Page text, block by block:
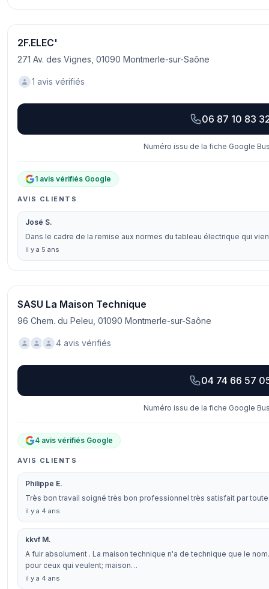
2F.ELEC'
271 Av. des Vignes, 01090 Montmerle-sur-Saône
1 avis vérifiés
06 87 10 83
Numéro issu de la fiche Google
1 avis vérifiés Google
AVIS CLIENTS
José S.
Dans le cadre de la remise aux normes du tableau électrique qui
il y a 5 ans
SASU La Maison Technique
96 Chem. du Peleu, 01090 Montmerle-sur-Saône
4 avis vérifiés
04 74 66 57
Numéro issu de la fiche Google
4 avis vérifiés Google
AVIS CLIENTS
Philippe E.
Très bon travail soigné très bon professionnel très satisfait par
il y a 4 ans
kkvf M.
A fuir absolument . La maison technique n'a de technique que le
pour ceux qui veulent; maison…
il y a 4 ans